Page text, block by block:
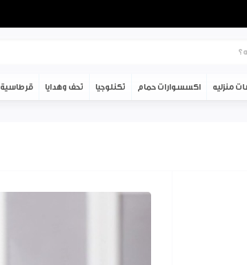
منزليه اكسسوارات حمام تكنلوجيا تحف وهدايا قرطاسية